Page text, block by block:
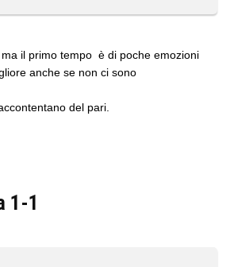
il primo tempo è di poche emozioni
anche se non ci sono
del pari.
1-1